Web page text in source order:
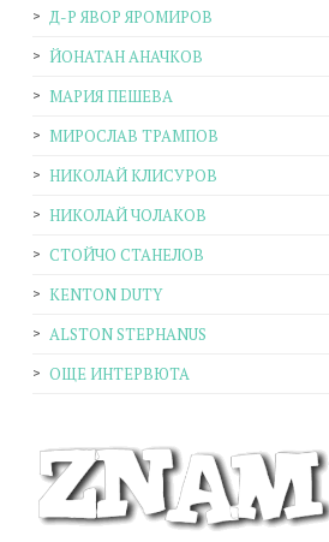
Д-Р ЯВОР ЯРОМИРОВ
ЙОНАТАН АНАЧКОВ
МАРИЯ ПЕШЕВА
МИРОСЛАВ ТРАМПОВ
НИКОЛАЙ КЛИСУРОВ
НИКОЛАЙ ЧОЛАКОВ
СТОЙЧО СТАНЕЛОВ
KENTON DUTY
ALSTON STEPHANUS
ОЩЕ ИНТЕРВЮТА